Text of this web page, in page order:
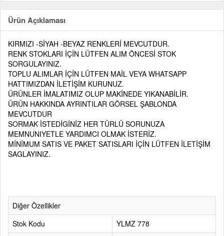
Ürün Açıklaması
KIRMIZI -SİYAH -BEYAZ RENKLERİ MEVCUTDUR.
RENK STOKLARI İÇİN LÜTFEN ALIM ÖNCESİ STOK
SORGULAYINIZ.
TOPLU ALIMLAR İÇİN LÜTFEN MAİL VEYA WHATSAPP
HATTIMIZDAN İLETİŞİM KURUNUZ.
ÜRÜNLER İMALATIMIZ OLUP MAKİNEDE YIKANABİLİR.
ÜRÜN HAKKINDA AYRINTILAR GÖRSEL ŞABLONDA
MEVCUTDUR
SORMAK İSTEDİGİNİZ HER TÜRLÜ SORUNUZA
MEMNUNIYETLE YARDIMCI OLMAK İSTERİZ.
MİNİMUM SATIS VE PAKET SATISLARI İÇİN LÜTFEN İLETİŞİM
SAGLAYINIZ.
Diğer Özellikler
Stok Kodu
YLMZ 778